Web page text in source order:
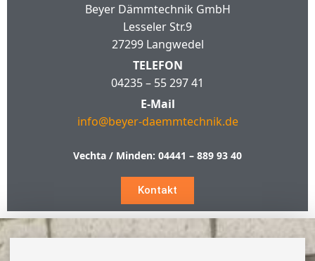
Beyer Dämmtechnik GmbH
Lesseler Str.9
27299 Langwedel
TELEFON
04235 – 55 297 41
E-Mail
info@beyer-daemmtechnik.de
Vechta / Minden: 04441 – 889 93 40
Kontakt